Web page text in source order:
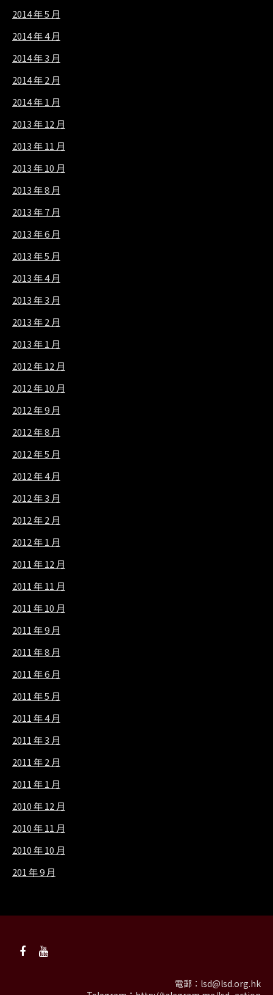
2014 年 5 月
2014 年 4 月
2014 年 3 月
2014 年 2 月
2014 年 1 月
2013 年 12 月
2013 年 11 月
2013 年 10 月
2013 年 8 月
2013 年 7 月
2013 年 6 月
2013 年 5 月
2013 年 4 月
2013 年 3 月
2013 年 2 月
2013 年 1 月
2012 年 12 月
2012 年 10 月
2012 年 9 月
2012 年 8 月
2012 年 5 月
2012 年 4 月
2012 年 3 月
2012 年 2 月
2012 年 1 月
2011 年 12 月
2011 年 11 月
2011 年 10 月
2011 年 9 月
2011 年 8 月
2011 年 6 月
2011 年 5 月
2011 年 4 月
2011 年 3 月
2011 年 2 月
2011 年 1 月
2010 年 12 月
2010 年 11 月
2010 年 10 月
201 年 9 月
電郵： lsd@lsd.org.hk